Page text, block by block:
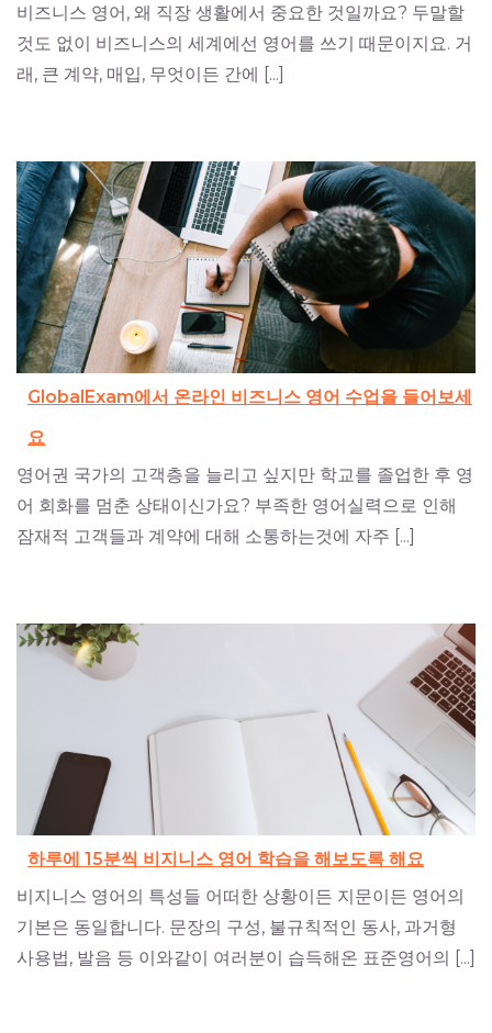
비즈니스 영어, 왜 직장 생활에서 중요한 것일까요? 두말할
것도 없이 비즈니스의 세계에선 영어를 쓰기 때문이지요. 거
래, 큰 계약, 매입, 무엇이든 간에 [...]
GlobalExam에서 온라인 비즈니스 영어 수업을 들어보세
요
영어권 국가의 고객층을 늘리고 싶지만 학교를 졸업한 후 영
어 회화를 멈춘 상태이신가요? 부족한 영어실력으로 인해
잠재적 고객들과 계약에 대해 소통하는것에 자주 [...]
하루에 15분씩 비지니스 영어 학습을 해보도록 해요
비지니스 영어의 특성들 어떠한 상황이든 지문이든 영어의
기본은 동일합니다. 문장의 구성, 불규칙적인 동사, 과거형
사용법, 발음 등 이와같이 여러분이 습득해온 표준영어의 [...]